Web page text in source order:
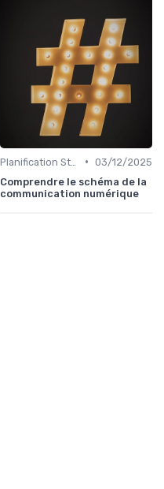
• 03/12/2025
Comprendre le schéma de la
communication numérique